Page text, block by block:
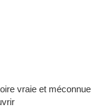
vraie et méconnue